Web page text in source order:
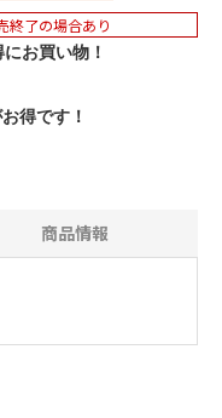
終了の場合あり
お買い物！
得です！
商品情報